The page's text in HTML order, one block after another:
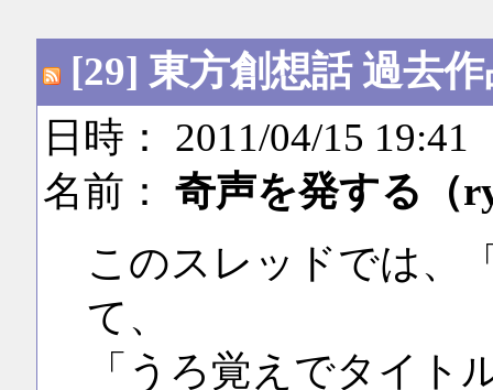
[29] 東方創想話 過去
日時： 2011/04/15 19:41
名前： 奇声を発する（
このスレッドでは、
て、
「うろ覚えでタイト